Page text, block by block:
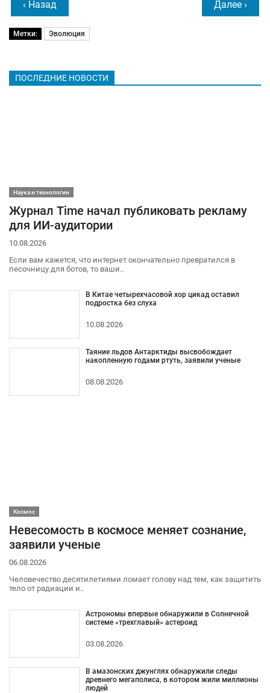
‹ Назад Далее ›
Метки: Эволюция
ПОСЛЕДНИЕ НОВОСТИ
Наука и технологии
Журнал Time начал публиковать рекламу
для ИИ-аудитории
10.08.2026
Если вам кажется, что интернет окончательно превратился в
песочницу для ботов, то ваши..
В Китае четырехчасовой хор цикад оставил
подростка без слуха
10.08.2026
Таяние льдов Антарктиды высвобождает
накопленную годами ртуть, заявили ученые
08.08.2026
Космос
Невесомость в космосе меняет сознание,
заявили ученые
06.08.2026
Человечество десятилетиями ломает голову над тем, как защитить
тело от радиации и..
Астрономы впервые обнаружили в Солнечной
системе «трехглавый» астероид
03.08.2026
В амазонских джунглях обнаружили следы
древнего мегаполиса, в котором жили миллионы
людей